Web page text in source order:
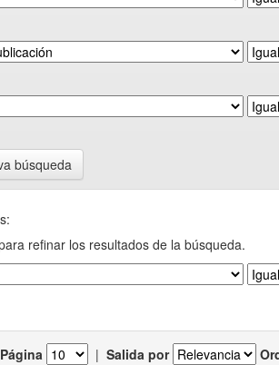
búsqueda
refinar los resultados de la búsqueda.
| Salida por